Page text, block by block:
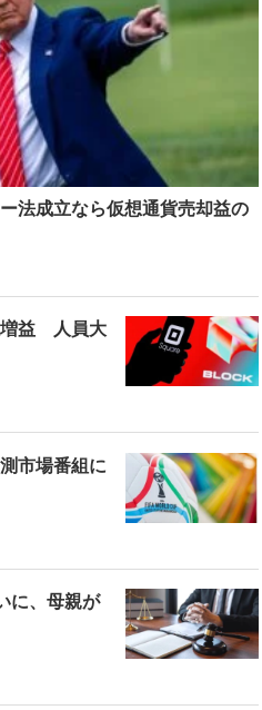
法成立なら仮想通貨売却益の
増益 人員大
市場番組に
に、母親が